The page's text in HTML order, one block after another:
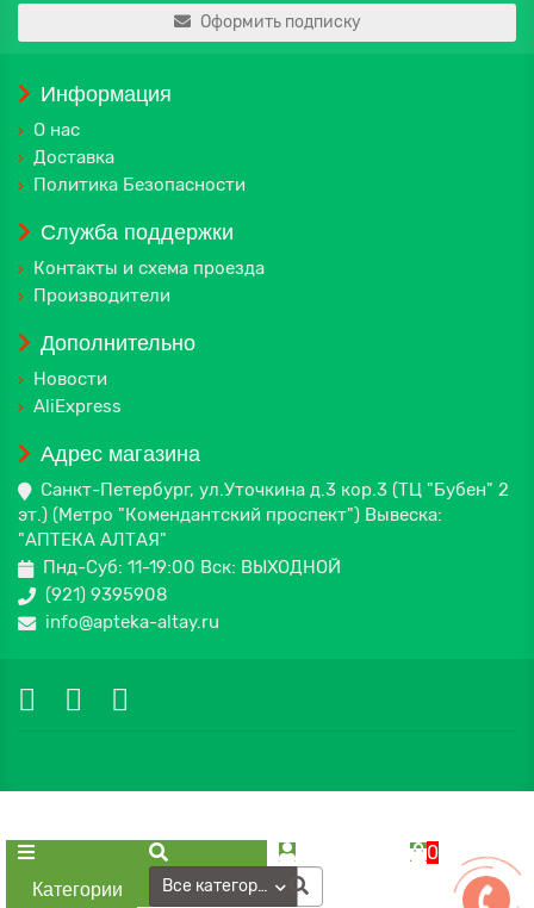
Оформить подписку
Информация
О нас
Доставка
Политика Безопасности
Служба поддержки
Контакты и схема проезда
Производители
Дополнительно
Новости
AliExpress
Адрес магазина
Санкт-Петербург, ул.Уточкина д.3 кор.3 (ТЦ "Бубен" 2
эт.) (Метро "Комендантский проспект") Вывеска:
"АПТЕКА АЛТАЯ"
Пнд-Суб: 11-19:00 Вск: ВЫХОДНОЙ
(921) 9395908
info@apteka-altay.ru
Категории Все категории
0